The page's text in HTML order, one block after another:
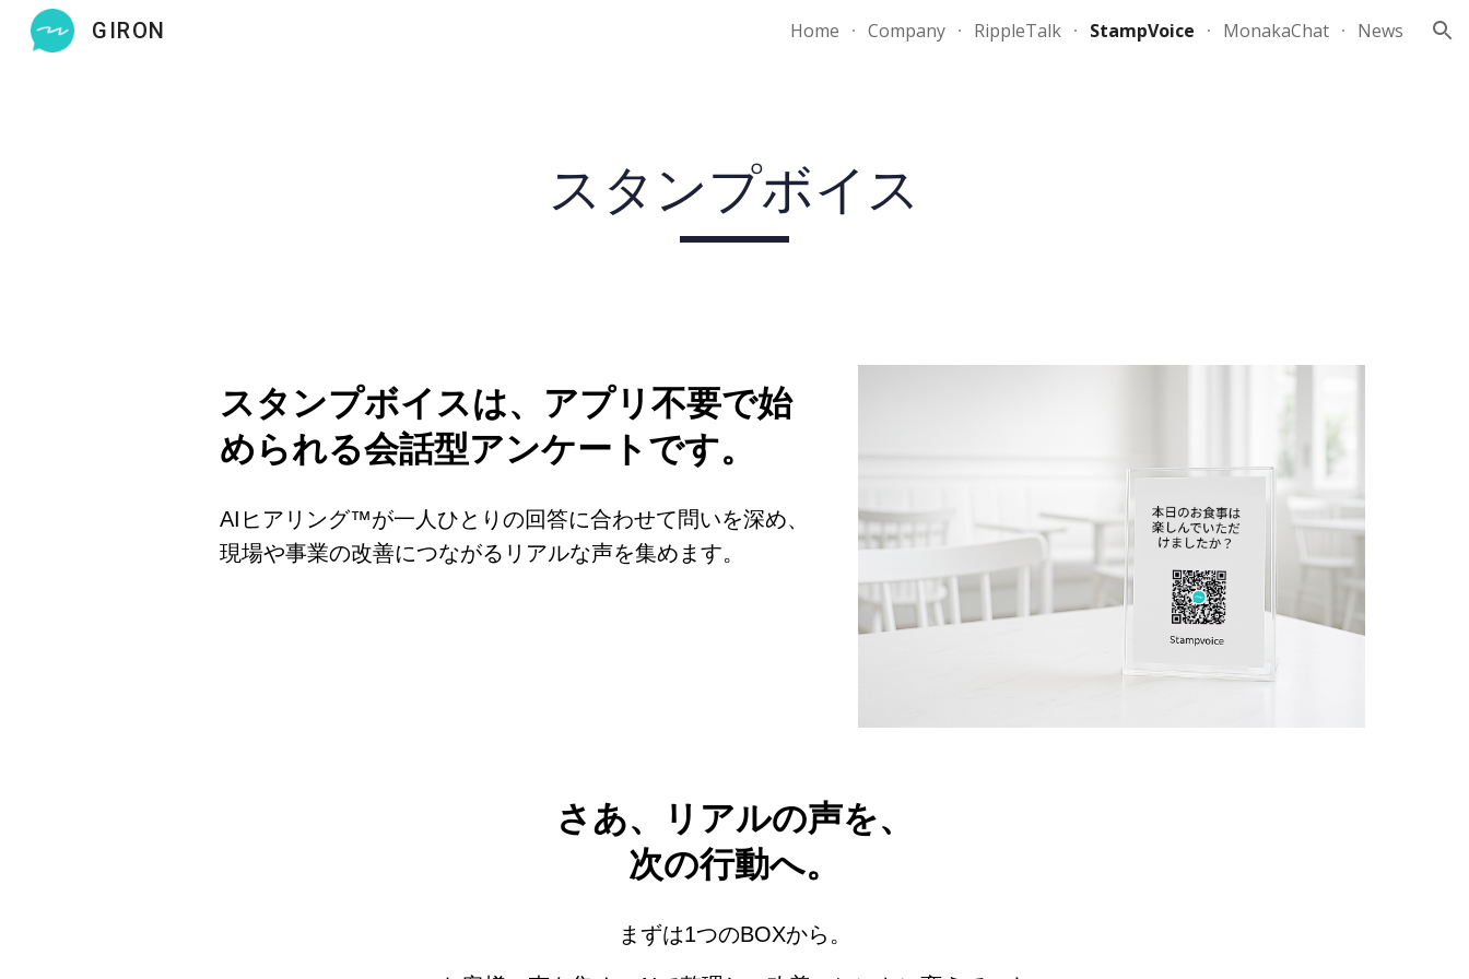
Skip to navigation
GIRON Home Company RippleTalk StampVoice MonakaChat News
スタンプボイス
スタンプボイスは、アプリ不要で始
められる会話型アンケートです。
AIヒアリング™が一人ひとりの回答に合わせて問いを深め、
現場や事業の改善につながるリアルな声を集めます。
さあ、リアルの声を、
次の行動へ。
まずは1つのBOXから。